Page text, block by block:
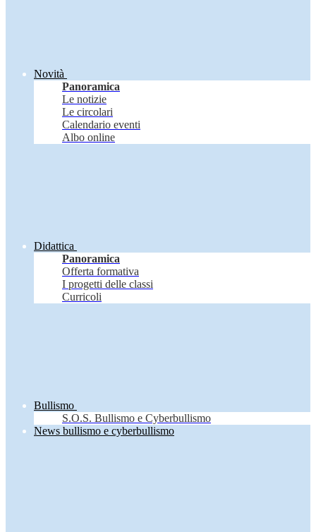
Novità
Panoramica
Le notizie
Le circolari
Calendario eventi
Albo online
Didattica
Panoramica
Offerta formativa
I progetti delle classi
Curricoli
Bullismo
S.O.S. Bullismo e Cyberbullismo
News bullismo e cyberbullismo